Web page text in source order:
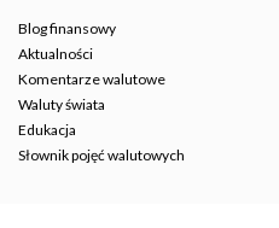
Blog finansowy
Aktualności
Komentarze walutowe
Waluty świata
Edukacja
Słownik pojęć walutowych